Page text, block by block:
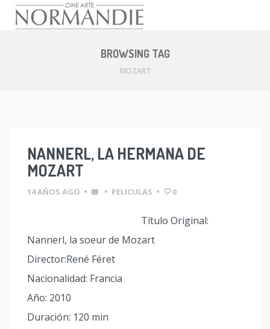
BROWSING TAG
MOZART
NANNERL, LA HERMANA DE
MOZART
14 AÑOS AGO • • PELICULAS • 0
Título Original:
Nannerl, la soeur de Mozart
Director:René Féret
Nacionalidad: Francia
Año: 2010
Duración: 120 min